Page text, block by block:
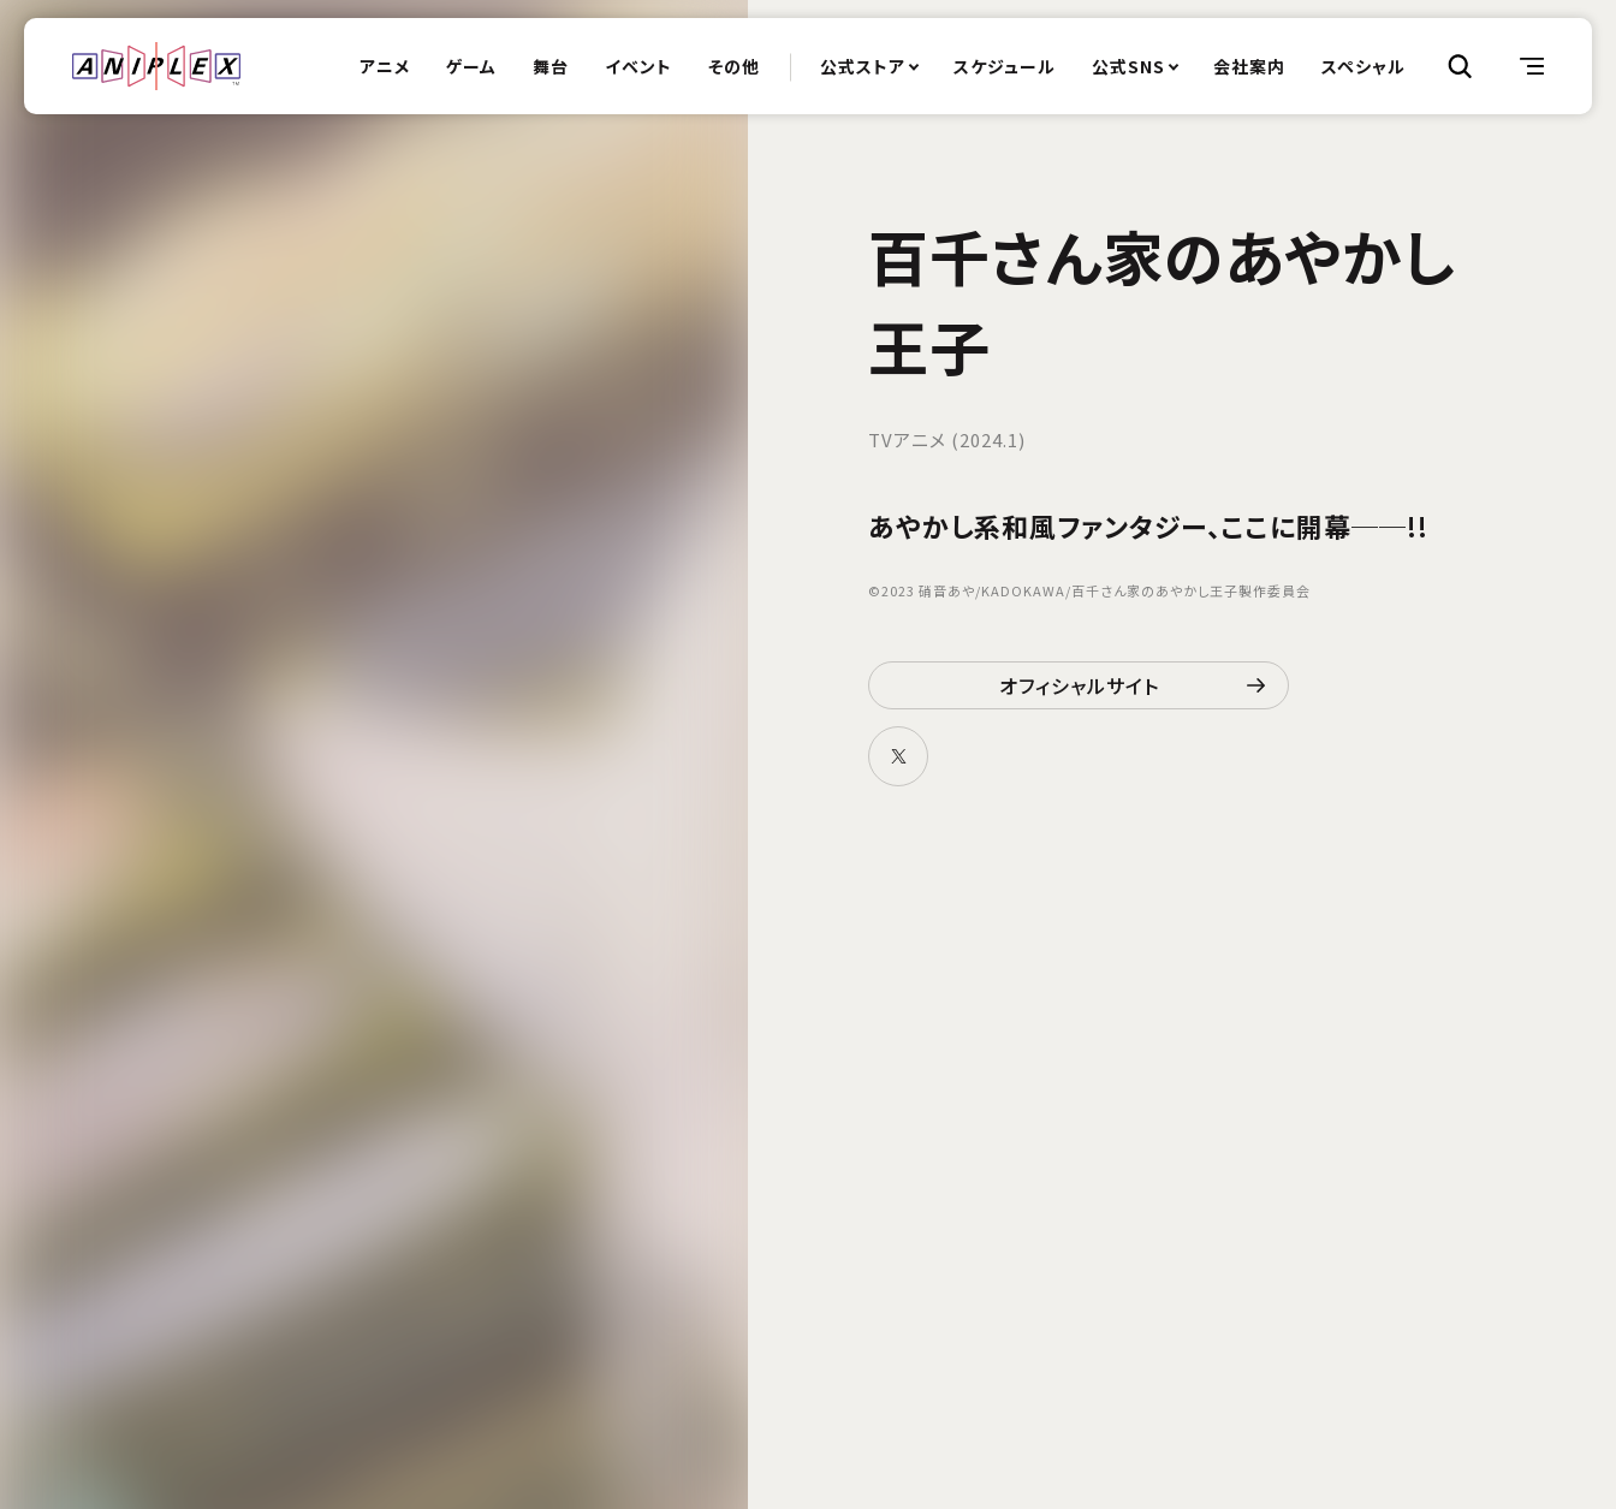
アニメ ゲーム 舞台 イベント その他 公式ストア スケジュール 公式SNS 会社案内 スペシャル
百千さん家のあやかし
王子
TVアニメ (2024.1)
あやかし系和風ファンタジー、ここに開幕──!!
©2023 硝音あや/KADOKAWA/百千さん家のあやかし王子製作委員会
オフィシャルサイト